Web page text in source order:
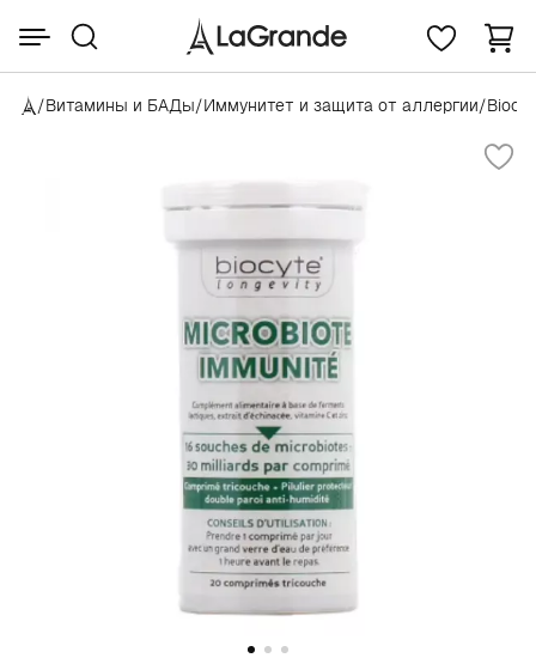
/Витамины и БАДы/Иммунитет и защита от аллергии/